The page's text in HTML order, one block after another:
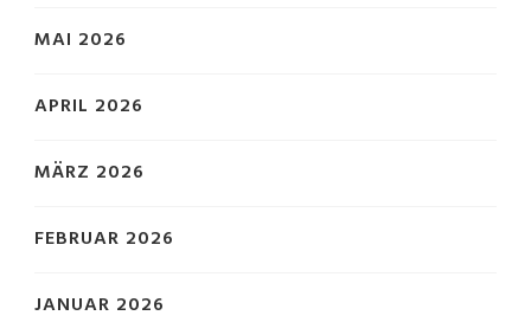
MAI 2026
APRIL 2026
MÄRZ 2026
FEBRUAR 2026
JANUAR 2026